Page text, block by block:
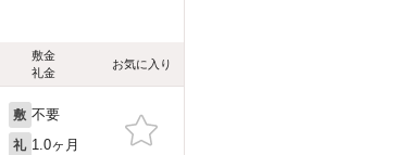
敷金
礼金
お気に入り
敷 不要
礼 1.0ヶ月